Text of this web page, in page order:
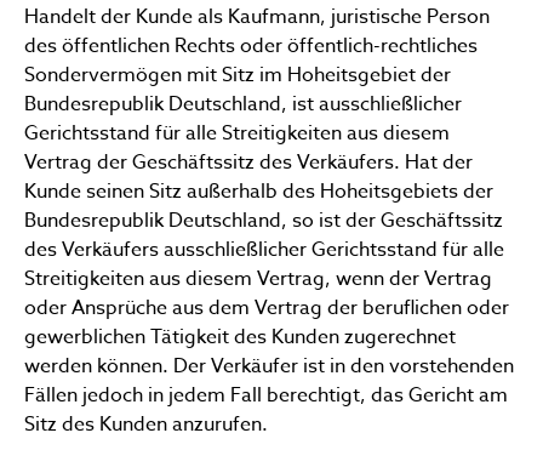
Handelt der Kunde als Kaufmann, juristische Person
des öffentlichen Rechts oder öffentlich-rechtliches
Sondervermögen mit Sitz im Hoheitsgebiet der
Bundesrepublik Deutschland, ist ausschließlicher
Gerichtsstand für alle Streitigkeiten aus diesem
Vertrag der Geschäftssitz des Verkäufers. Hat der
Kunde seinen Sitz außerhalb des Hoheitsgebiets der
Bundesrepublik Deutschland, so ist der Geschäftssitz
des Verkäufers ausschließlicher Gerichtsstand für alle
Streitigkeiten aus diesem Vertrag, wenn der Vertrag
oder Ansprüche aus dem Vertrag der beruflichen oder
gewerblichen Tätigkeit des Kunden zugerechnet
werden können. Der Verkäufer ist in den vorstehenden
Fällen jedoch in jedem Fall berechtigt, das Gericht am
Sitz des Kunden anzurufen.